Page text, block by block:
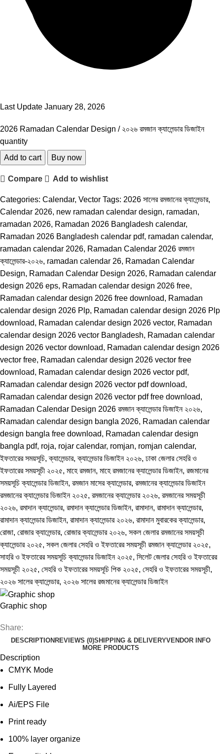
Last Update January 28, 2026
2026 Ramadan Calendar Design / ২০২৬ রমজান ক্যালেন্ডার ডিজাইন
quantity
Add to cart
Buy now
Compare Add to wishlist
Categories: Calendar, Vector Tags: 2026 সালের রমজানের ক্যালেন্ডার,
Calendar 2026, new ramadan calendar design, ramadan,
ramadan 2026, Ramadan 2026 Bangladesh calendar,
Ramadan 2026 Bangladesh calendar pdf, ramadan calendar,
ramadan calendar 2026, Ramadan Calendar 2026 রমজান
ক্যালেন্ডার-২০২৬, ramadan calendar 26, Ramadan Calendar
Design, Ramadan Calendar Design 2026, Ramadan calendar
design 2026 eps, Ramadan calendar design 2026 free,
Ramadan calendar design 2026 free download, Ramadan
calendar design 2026 Plp, Ramadan calendar design 2026 Plp
download, Ramadan calendar design 2026 vector, Ramadan
calendar design 2026 vector Bangladesh, Ramadan calendar
design 2026 vector download, Ramadan calendar design 2026
vector free, Ramadan calendar design 2026 vector free
download, Ramadan calendar design 2026 vector pdf,
Ramadan calendar design 2026 vector pdf download,
Ramadan calendar design 2026 vector pdf free download,
Ramadan Calendar Design 2026 রমজান ক্যালেন্ডার ডিজাইন ২০২৬,
Ramadan calendar design bangla 2026, Ramadan calendar
design bangla free download, Ramadan calendar design
bangla pdf, roja, rojar calendar, romjan, romjan calendar,
ইফতারের সময়সূচি, ক্যালেন্ডার, ক্যালেন্ডার ডিজাইন ২০২৬, ঢাকা জেলার সেহরি ও
ইফতারের সময়সূচী ২০২৫, মাহে রমজান, মাহে রমজানের ক্যালেন্ডার ডিজাইন, রজমানের
সময়সূচি ক্যালেন্ডার ডিজাইন, রমজান মাসের ক্যালেন্ডার, রমজানের ক্যালেন্ডার ডিজাইন
রমজানের ক্যালেন্ডার ডিজাইন ২০২৫, রমজানের ক্যালেন্ডার ২০২৬, রমজানের সময়সূচী
২০২৬, রমাদান ক্যালেন্ডার, রমাদান ক্যালেন্ডার ডিজাইন, রামাদান, রামাদান ক্যালেন্ডার,
রামাদান ক্যালেন্ডার ডিজাইন, রামাদান ক্যালেন্ডার ২০২৬, রামাদান মুবারকের ক্যালেন্ডার,
রোজা, রোজার ক্যালেন্ডার, রোজার ক্যালেন্ডার ২০২৬, সকল জেলার রমজানের সময়সূচী
ক্যালেন্ডার ২০২৫, সকল জেলার সেহরি ও ইফতারের সময়সূচী রমজান ক্যালেন্ডার ২০২৫,
সাহরি ও ইফতারের সময়সূচি ক্যালেন্ডার ডিজাইন ২০২৫, সিলেট জেলার সেহরি ও ইফতারের
সময়সূচী ২০২৫, সেহরি ও ইফতারের সময়সূচি পিক ২০২৫, সেহরি ও ইফতারের সময়সূচী,
২০২৬ সালের ক্যালেন্ডার, ২০২৬ সালের রজমানের ক্যালেন্ডার ডিজাইন
Graphic shop
Share:
DESCRIPTION REVIEWS (0)SHIPPING & DELIVERYVENDOR INFO
MORE PRODUCTS
Description
CMYK Mode
Fully Layered
Ai/EPS File
Print ready
100% layer organize